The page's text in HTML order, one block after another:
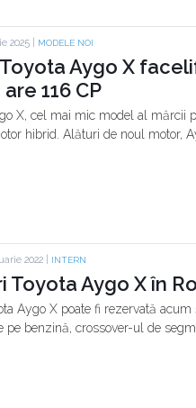
2025 | MODELE NOI
Aygo X
116 CP
X, cel mai mic model al mărcii
hibrid. Alături de noul motor,
2022 | INTERN
Toyota Aygo X în
Aygo X poate fi rezervată
pe benzină, crossover-ul de